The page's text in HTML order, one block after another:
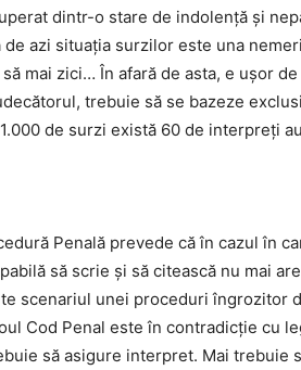
dintr-o stare de indolenţă şi
de azi situaţia surzilor este una
mai zici… În afară de asta, e uşor
trebuie să se bazeze
de surzi există 60 de interpreţi
Penală prevede că în cazul în
să scrie şi să citească nu mai
scenariul unei proceduri îngrozitor
Cod Penal este în contradicţie cu
să asigure interpret. Mai trebuie